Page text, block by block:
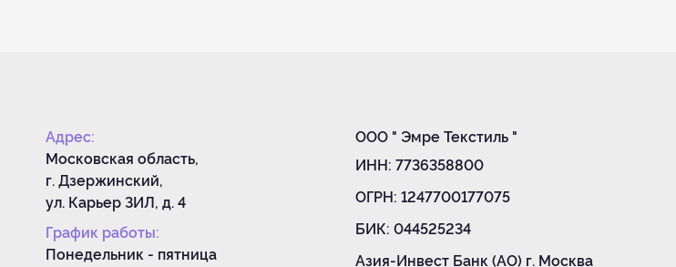
Адрес:
Московская область,
г. Дзержинский,
ул. Карьер ЗИЛ, д. 4
График работы:
Понедельник - пятница
ООО " Эмре Текстиль "
ИНН: 7736358800
ОГРН: 1247700177075
БИК: 044525234
Азия-Инвест Банк (АО) г. Москва